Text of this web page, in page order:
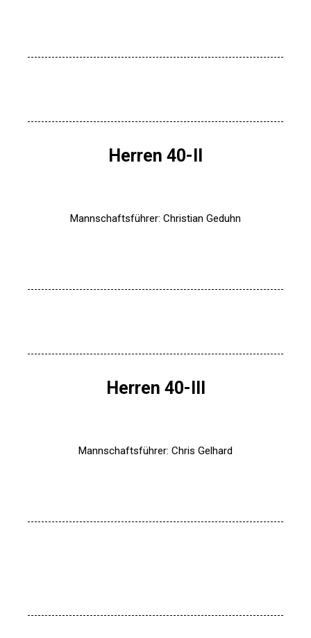
Herren 40-II
Mannschaftsführer: Christian Geduhn
Herren 40-III
Mannschaftsführer: Chris Gelhard